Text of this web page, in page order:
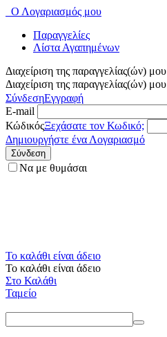
Ο Λογαριασμός μου
Παραγγελίες
Λίστα Αγαπημένων
Διαχείριση της παραγγελίας(ών) μου
Διαχείριση της παραγγελίας(ών) μου
ΣύνδεσηΕγγραφή
E-mail
ΚώδικόςΞεχάσατε τον Κωδικό;
Δημιουργήστε ένα Λογαριασμό
Σύνδεση
Να με θυμάσαι
Το καλάθι είναι άδειο
Το καλάθι είναι άδειο
Στο Καλάθι
Ταμείο